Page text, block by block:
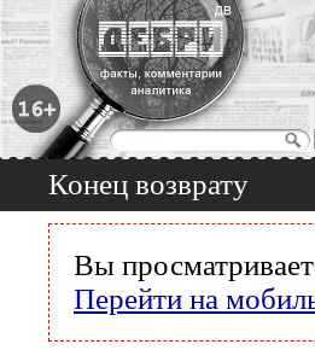
Конец возврату
Вы
Перейти на